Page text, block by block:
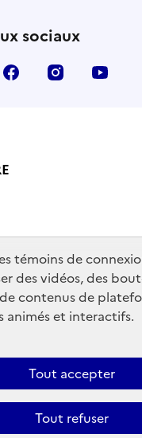
témoins de
des vidéos, des
contenus de
animés et interactifs.
Tout accepter
Tout refuser
sociaux
facebook instagram
legifrance.gouv.fr
: partiellement
de connexion (cookies)
Plan du site